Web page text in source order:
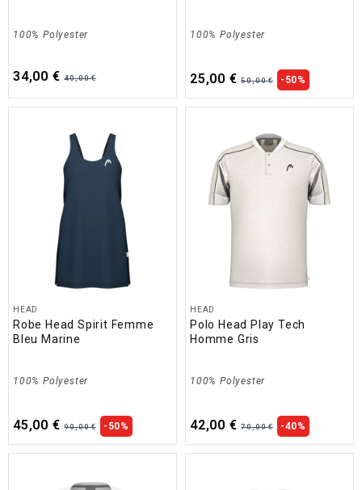
100% Polyester
34,00 € 40,00 €
100% Polyester
25,00 € 50,00 € -50%
HEAD
Robe Head Spirit Femme
Bleu Marine
100% Polyester
45,00 € 90,00 € -50%
HEAD
Polo Head Play Tech
Homme Gris
100% Polyester
42,00 € 70,00 € -40%